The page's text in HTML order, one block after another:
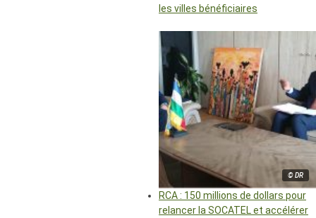
les villes bénéficiaires
© DR
RCA : 150 millions de dollars pour
relancer la SOCATEL et accélérer